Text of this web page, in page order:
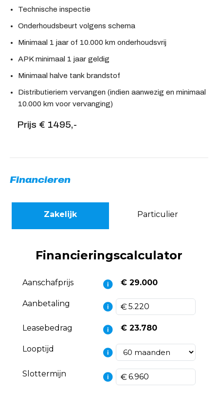
Technische inspectie
Onderhoudsbeurt volgens schema
Minimaal 1 jaar of 10.000 km onderhoudsvrij
APK minimaal 1 jaar geldig
Minimaal halve tank brandstof
Distributieriem vervangen (indien aanwezig en minimaal
10.000 km voor vervanging)
Prijs € 1495,-
Financieren